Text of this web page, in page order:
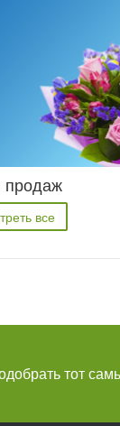
продаж
все
тот